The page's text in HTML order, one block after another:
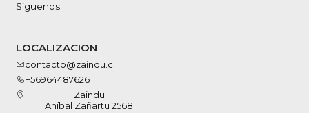
Síguenos
LOCALIZACION
contacto@zaindu.cl
+56964487626
Zaindu
Aníbal Zañartu 2568